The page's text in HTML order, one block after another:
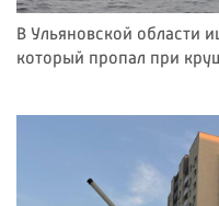
В Ульяновской области
который пропал при